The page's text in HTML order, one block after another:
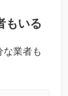
もいる
な業者も